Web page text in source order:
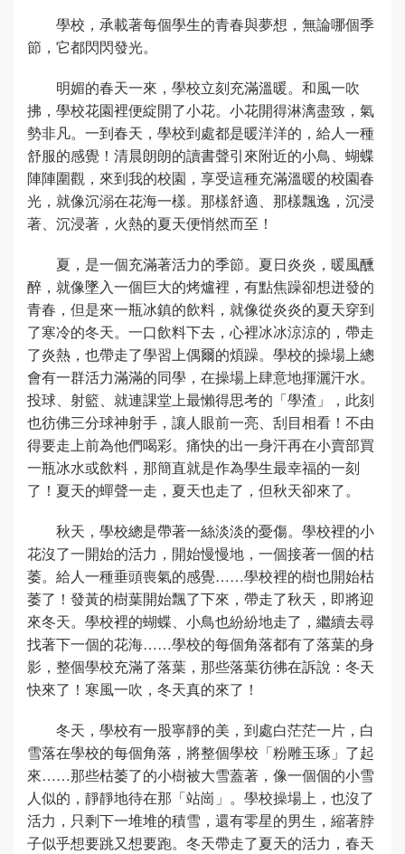
學校，承載著每個學生的青春與夢想，無論哪個季
節，它都閃閃發光。
明媚的春天一來，學校立刻充滿溫暖。和風一吹
拂，學校花園裡便綻開了小花。小花開得淋漓盡致，氣
勢非凡。一到春天，學校到處都是暖洋洋的，給人一種
舒服的感覺！清晨朗朗的讀書聲引來附近的小鳥、蝴蝶
陣陣圍觀，來到我的校園，享受這種充滿溫暖的校園春
光，就像沉溺在花海一樣。那樣舒適、那樣飄逸，沉浸
著、沉浸著，火熱的夏天便悄然而至！
夏，是一個充滿著活力的季節。夏日炎炎，暖風醺
醉，就像墜入一個巨大的烤爐裡，有點焦躁卻想迸發的
青春，但是來一瓶冰鎮的飲料，就像從炎炎的夏天穿到
了寒冷的冬天。一口飲料下去，心裡冰冰涼涼的，帶走
了炎熱，也帶走了學習上偶爾的煩躁。學校的操場上總
會有一群活力滿滿的同學，在操場上肆意地揮灑汗水。
投球、射籃、就連課堂上最懶得思考的「學渣」，此刻
也彷佛三分球神射手，讓人眼前一亮、刮目相看！不由
得要走上前為他們喝彩。痛快的出一身汗再在小賣部買
一瓶冰水或飲料，那簡直就是作為學生最幸福的一刻
了！夏天的蟬聲一走，夏天也走了，但秋天卻來了。
秋天，學校總是帶著一絲淡淡的憂傷。學校裡的小
花沒了一開始的活力，開始慢慢地，一個接著一個的枯
萎。給人一種垂頭喪氣的感覺……學校裡的樹也開始枯
萎了！發黃的樹葉開始飄了下來，帶走了秋天，即將迎
來冬天。學校裡的蝴蝶、小鳥也紛紛地走了，繼續去尋
找著下一個的花海……學校的每個角落都有了落葉的身
影，整個學校充滿了落葉，那些落葉彷彿在訴說：冬天
快來了！寒風一吹，冬天真的來了！
冬天，學校有一股寧靜的美，到處白茫茫一片，白
雪落在學校的每個角落，將整個學校「粉雕玉琢」了起
來……那些枯萎了的小樹被大雪蓋著，像一個個的小雪
人似的，靜靜地待在那「站崗」。學校操場上，也沒了
活力，只剩下一堆堆的積雪，還有零星的男生，縮著脖
子似乎想要跳又想要跑。冬天帶走了夏天的活力，春天